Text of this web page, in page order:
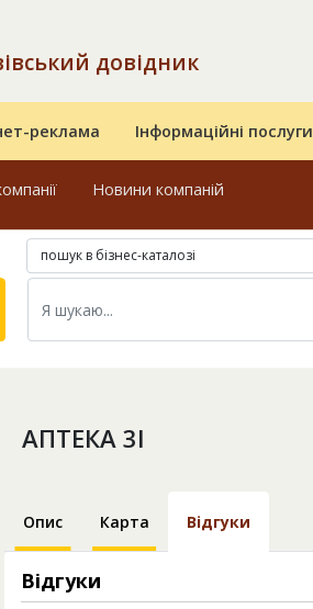
довідник
реклама Інформаційні послуги
Новини компаній
пошук в бізнес-каталозі
АПТЕКА 3I
Опис Карта Відгуки
Відгуки